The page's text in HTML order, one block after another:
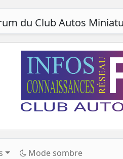
du Club Autos
Mode sombre